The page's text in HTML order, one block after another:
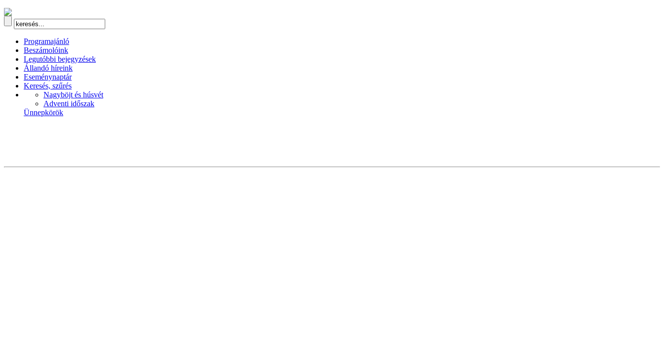
Programajánló
Beszámolóink
Legutóbbi bejegyzések
Állandó híreink
Eseménynaptár
Keresés, szűrés
Nagyböjt és húsvét
Adventi időszak
Ünnepkörök